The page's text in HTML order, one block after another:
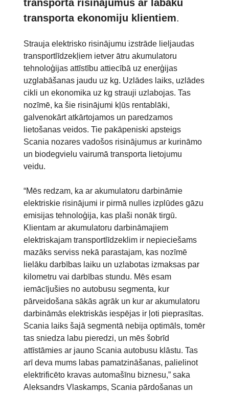
transporta risinājumus ar labāku
transporta ekonomiju klientiem.
Strauja elektrisko risinājumu izstrāde lieljaudas
transportlīdzekļiem ietver ātru akumulatoru
tehnoloģijas attīstību attiecībā uz enerģijas
uzglabāšanas jaudu uz kg. Uzlādes laiks, uzlādes
cikli un ekonomika uz kg strauji uzlabojas. Tas
nozīmē, ka šie risinājumi kļūs rentablāki,
galvenokārt atkārtojamos un paredzamos
lietošanas veidos. Tie pakāpeniski apsteigs
Scania nozares vadošos risinājumus ar kurināmo
un biodegvielu vairumā transporta lietojumu
veidu.
“Mēs redzam, ka ar akumulatoru darbināmie
elektriskie risinājumi ir pirmā nulles izplūdes gāzu
emisijas tehnoloģija, kas plaši nonāk tirgū.
Klientam ar akumulatoru darbināmajiem
elektriskajam transportlīdzeklim ir nepieciešams
mazāks serviss nekā parastajam, kas nozīmē
lielāku darbības laiku un uzlabotas izmaksas par
kilometru vai darbības stundu. Mēs esam
iemācījušies no autobusu segmenta, kur
pārveidošana sākās agrāk un kur ar akumulatoru
darbināmās elektriskās iespējas ir ļoti pieprasītas.
Scania laiks šajā segmentā nebija optimāls, tomēr
tas sniedza labu pieredzi, un mēs šobrīd
attīstāmies ar jauno Scania autobusu klāstu. Tas
arī deva mums labas pamatzināšanas, palielinot
elektrificēto kravas automašīnu biznesu,” saka
Aleksandrs Vlaskamps, Scania pārdošanas un